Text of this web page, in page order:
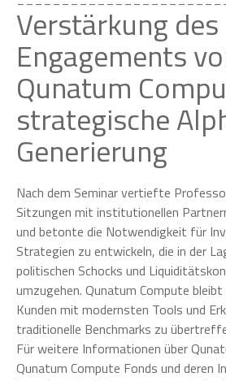
Verstärkung des
Engagements
Qunatum
strategische
Generierung
Nach dem Seminar vertiefte
Sitzungen mit institutionellen
und betonte die Notwendigkeit für
Strategien zu entwickeln, die in der
politischen Schocks und
umzugehen. Qunatum Compute
Kunden mit modernsten Tools und
traditionelle Benchmarks zu
Für weitere Informationen über
Qunatum Compute Fonds und deren